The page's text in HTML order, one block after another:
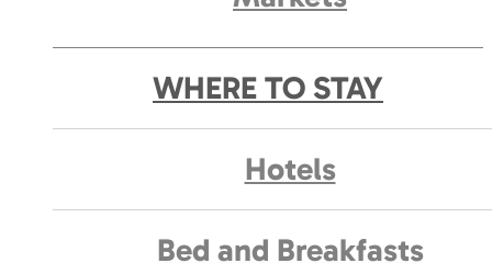
WHERE TO STAY
Hotels
Bed and Breakfasts